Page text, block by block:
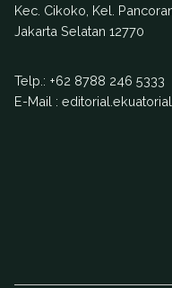
Kec. Cikoko, Kel.
Jakarta Selatan 12770
Telp.: +62 8788 246 5333
E-Mail :